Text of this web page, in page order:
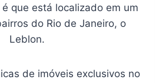
que está localizado em um
do Rio de Janeiro, o
Leblon.
de imóveis exclusivos no